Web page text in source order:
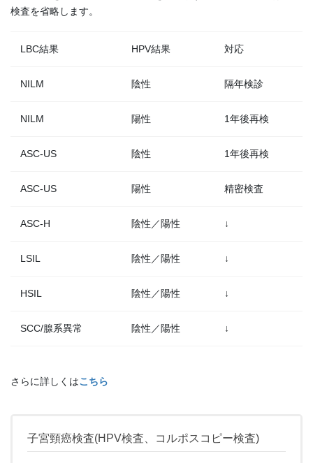
検査を省略します。
LBC結果 HPV結果 対応
NILM 陰性 隔年検診
NILM 陽性 1年後再検
ASC-US 陰性 1年後再検
ASC-US 陽性 精密検査
ASC-H 陰性／陽性 ↓
LSIL 陰性／陽性 ↓
HSIL 陰性／陽性 ↓
SCC/腺系異常 陰性／陽性 ↓
さらに詳しくはこちら
子宮頸癌検査(HPV検査、コルポスコピー検査)